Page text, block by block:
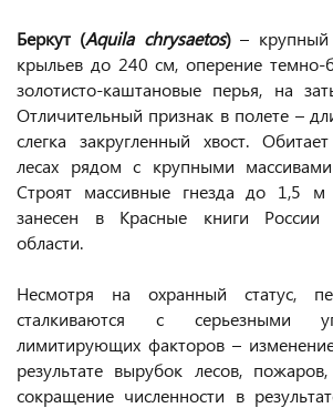
Беркут (Aquila chrysaetos)– крупный
крыльев до 240 см, оперение темно-
золотисто-каштановые перья, на
Отличительный признак в полете –
слегка закругленный хвост.
лесах рядом с крупными
Строят массивные гнезда до 1,5
занесен в Красные книги России
области.
Несмотря на охранный статус,
сталкиваются с серьезными
лимитирующих факторов –
результате вырубок лесов,
сокращение численности в